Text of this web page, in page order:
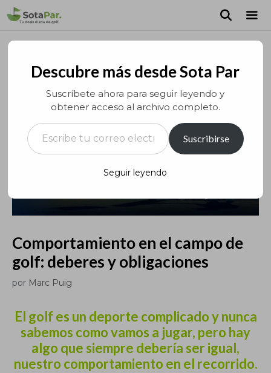
Saltar
Comportamiento en el campo de
golf: deberes y obligaciones
por Marc Puig
El golf es un deporte complicado y nunca
sabemos como vamos a jugar, pero hay
algo que siempre debería ser igual,
nuestro comportamiento en el recorrido.
Descubre más desde Sota Par
Suscríbete ahora para seguir leyendo y
obtener acceso al archivo completo.
Escribe tu correo electrónico…
Suscribirse
Seguir leyendo